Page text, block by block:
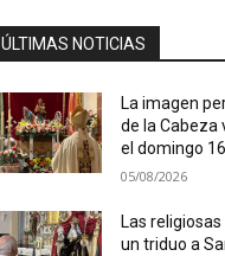
ÚLTIMAS NOTICIAS
La imagen
de la Cabeza
el domingo
05/08/2026
Las
un triduo a